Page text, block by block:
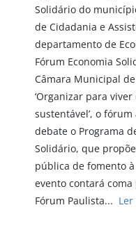
Solidário do
de Cidadania e
departamento de
Fórum Economia
Câmara Municipal
‘Organizar para
sustentável’, o
debate o Programa
Solidário, que
pública de fomento
evento contará
Fórum Paulista...